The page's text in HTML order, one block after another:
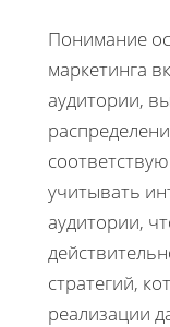
Понимание
маркетинга
аудитории,
учитывать
аудитории,
стратегий,
реализации